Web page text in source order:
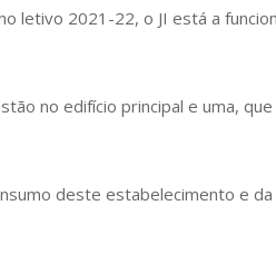
letivo 2021-22, o JI está a
no edifício principal e uma,
deste estabelecimento e da